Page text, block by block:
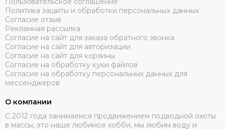
Политика защиты и обработки персональных данных
Согласие отзыв
Рекламная рассылка
Согласие на сайт для заказа обратного звонка
Согласие на сайт для авторизации
Согласие на сайт для корзины
Согласие на обработку куки файлов
Согласие на обработку персональных данных для
мессенджеров
О компании
C 2012 года занимаемся продвижением подводной охоты
в массы, это наше любимое хобби, мы любим воду и